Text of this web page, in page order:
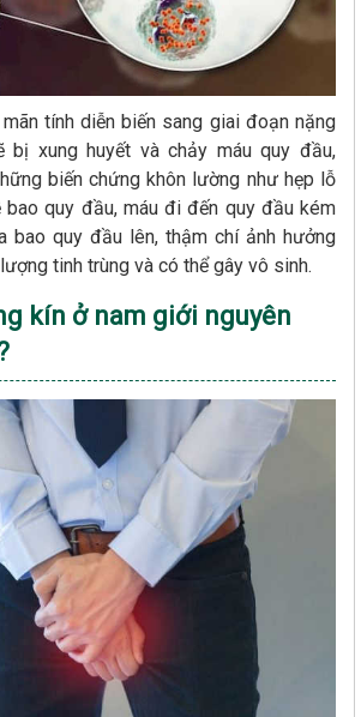
tính diễn biến sang giai đoạn nặng
bị xung huyết và chảy máu quy đầu,
biến chứng khôn lường như hẹp lỗ
bao quy đầu, máu đi đến quy đầu kém
bao quy đầu lên, thậm chí ảnh hưởng
tinh trùng và có thể gây vô sinh.
kín ở nam giới nguyên